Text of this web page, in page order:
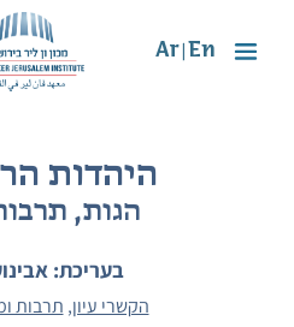
En
Ar
היהדות
הגות,
בעריכת:
הקשרי עיון, תרבות